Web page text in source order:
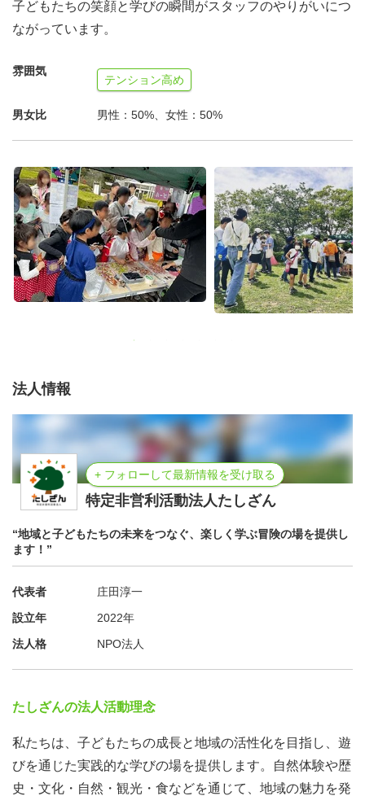
・初回参加（研修）を経て、以後のスケジュールを決定。
・連続して参加できる方を優先。
れる方、手当付与。（1往復/2000円）
・イベント期間中、自宅、車中等で備品を保管してくれる
方、手当付与。（1往復/1000円
子どもたちの笑顔と学びの瞬間がスタッフのやりがいにつ
ながっています。
雰囲気
テンション高め
男女比 男性：50%、女性：50%
法人情報
+ フォローして最新情報を受け取る
特定非営利活動法人たしざん
“地域と子どもたちの未来をつなぐ、楽しく学ぶ冒険の場を提供し
ます！”
代表者
庄田淳一
設立年
2022年
法人格
NPO法人
たしざんの法人活動理念
私たちは、子どもたちの成長と地域の活性化を目指し、遊
びを通じた実践的な学びの場を提供します。自然体験や歴
史・文化・自然・観光・食などを通じて、地域の魅力を発